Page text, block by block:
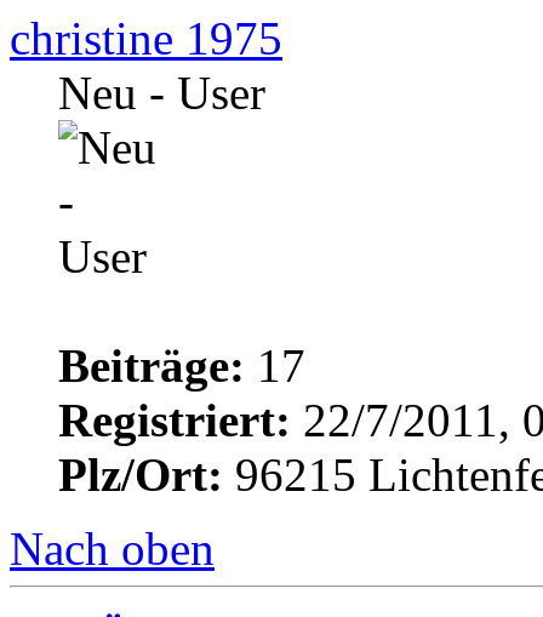
christine 1975
Neu - User
Beiträge: 17
Registriert: 22/7/2011,
Plz/Ort: 96215
Nach oben